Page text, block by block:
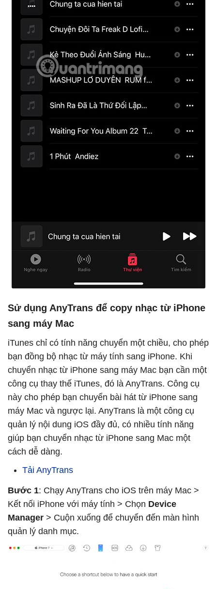
Sử dụng AnyTrans để copy nhạc từ iPhone
sang máy Mac
iTunes chỉ có tính năng chuyển một chiều, cho phép
bạn đồng bộ nhạc từ máy tính sang iPhone. Khi
chuyển nhạc từ iPhone sang máy Mac bạn cần một
công cụ thay thế iTunes, đó là AnyTrans. Công cụ
này cho phép bạn chuyển bài hát từ iPhone sang
máy Mac và ngược lại. AnyTrans là một công cụ
quản lý nội dung iOS đầy đủ, có nhiều tính năng
giúp bạn chuyển nhạc từ iPhone sang Mac một
cách dễ dàng.
Tải AnyTrans
Bước 1: Chạy AnyTrans cho iOS trên máy Mac >
Kết nối iPhone với máy tính > Chọn Device
Manager > Cuộn xuống để chuyển đến màn hình
quản lý danh mục.